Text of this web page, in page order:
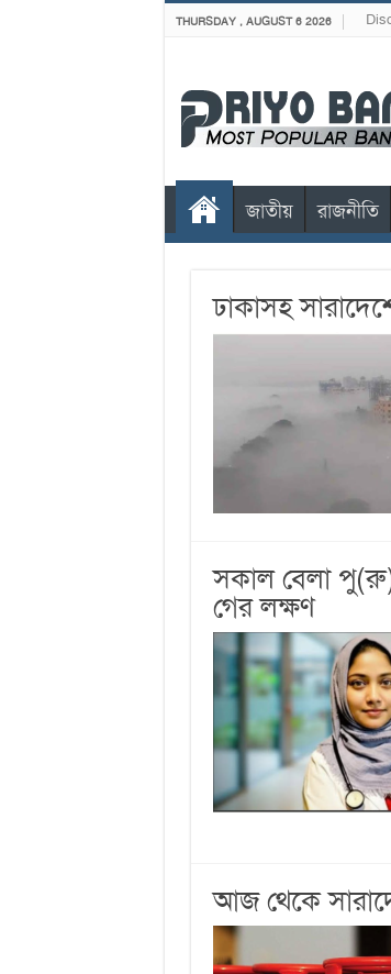
THURSDAY , AUGUST 6 2026
জাতীয় রাজনীতি
ঢাকাসহ
সকাল বেলা
গের লক্ষণ
আজ থেকে